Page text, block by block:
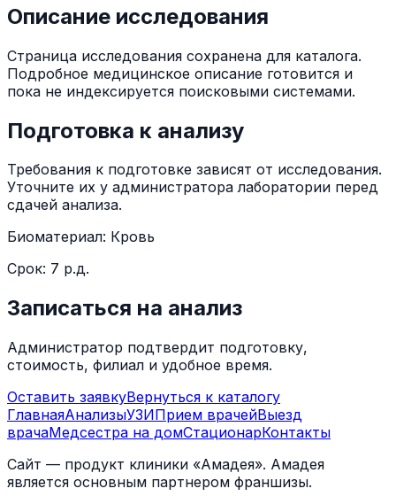
Описание исследования
Страница исследования сохранена для каталога.
Подробное медицинское описание готовится и
пока не индексируется поисковыми системами.
Подготовка к анализу
Требования к подготовке зависят от исследования.
Уточните их у администратора лаборатории перед
сдачей анализа.
Биоматериал: Кровь
Срок: 7 р.д.
Записаться на анализ
Администратор подтвердит подготовку,
стоимость, филиал и удобное время.
Оставить заявкуВернуться к каталогу
ГлавнаяАнализыУЗИПрием врачейВыезд
врачаМедсестра на домСтационарКонтакты
Сайт — продукт клиники «Амадея». Амадея
является основным партнером франшизы.